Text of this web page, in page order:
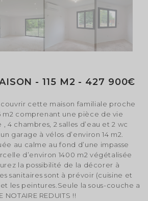
- 115 M2 - 427 900€
cette maison familiale proche
m2 comprenant une pièce de vie
4 chambres, 2 salles d’eau et 2 wc
garage à vélos d’environ 14 m2.
au calme au fond d’une impasse
d’environ 1400 m2 végétalisée
la possibilité de la décorer à
sanitaires sont à prévoir (cuisine et
et les peintures.Seule la sous-couche a
NOTAIRE REDUITS !!